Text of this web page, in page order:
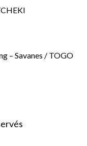
– Savanes / TOGO